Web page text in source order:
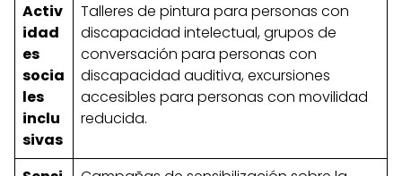
Activ
idad
es
socia
les
inclu
sivas
Talleres de pintura para personas con
discapacidad intelectual, grupos de
conversación para personas con
discapacidad auditiva, excursiones
accesibles para personas con movilidad
reducida.